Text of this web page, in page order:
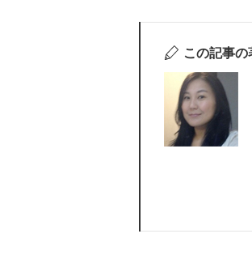
この記事の